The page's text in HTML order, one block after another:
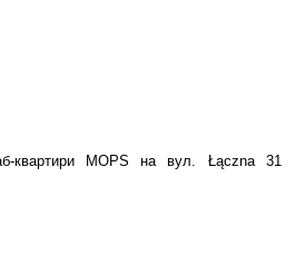
квартири MOPS на вул. Łączna31